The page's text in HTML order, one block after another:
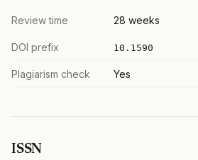
Review time 28 weeks
DOI prefix 10.1590
Plagiarism check Yes
ISSN